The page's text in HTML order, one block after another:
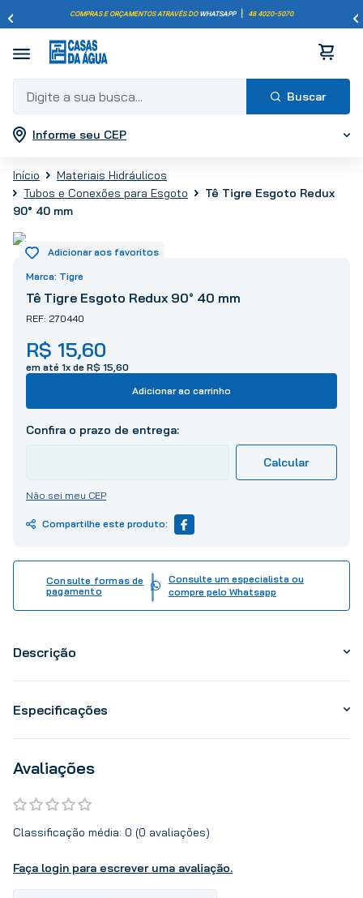
COMPRAS E ORÇAMENTOS ATRAVÉS DOWHATSAPP 48 4020-5070
Digite a sua busca...
Informe seu CEP
Materiais Hidráulicos
Tubos e Conexões para Esgoto
Tê Tigre Esgoto Redux
90° 40 mm
Tigre
Tê Tigre Esgoto Redux 90° 40 mm
270440
R$ 15,60
em até 1x de R$ 15 60
Adicionar ao carrinho
Não sei meu CEP
Consulte formas de
pagamento
Consulte um especialista ou
compre pelo Whatsapp
Descrição
Especificações
Avaliações
Classificação média: 0 (0 avaliações)
Faça login para escrever uma avaliação.
Termos mais buscados
2
porcelanato
3º
piso
5
º
vaso sanitário
6º
torneira
7 º
cimento
8º
chuveiro
9º
telha
10º tinta